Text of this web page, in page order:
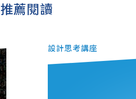
推薦閱讀
設計思考講座